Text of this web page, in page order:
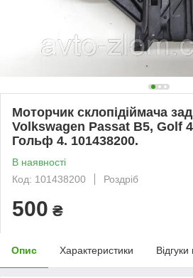
Моторчик склопідіймача
Volkswagen Passat B5, Golf
Гольф 4. 101438200.
В наявності
Код: 101438200
Роздріб
500 ₴
Опис Характеристики